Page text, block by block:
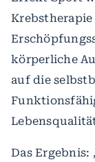
körperliche
auf die
Das